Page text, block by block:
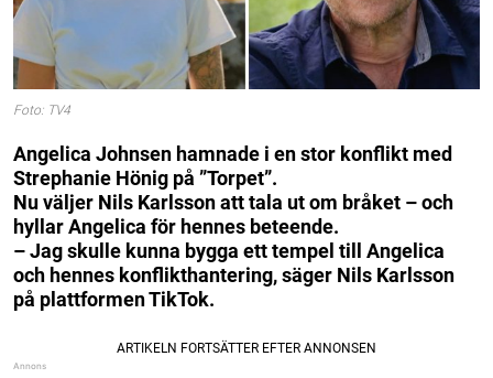
Foto: TV4
Angelica Johnsen hamnade i en stor konflikt med
Strephanie Hönig på ”Torpet”.
Nu väljer Nils Karlsson att tala ut om bråket – och
hyllar Angelica för hennes beteende.
– Jag skulle kunna bygga ett tempel till Angelica
och hennes konflikthantering, säger Nils Karlsson
på plattformen TikTok.